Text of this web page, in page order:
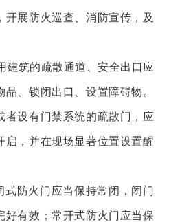
开展防火巡查、消防宣传，及
建筑的疏散通道、安全出口应
、锁闭出口、设置障碍物。
者设有门禁系统的疏散门，应
启，并在现场显著位置设置醒
式防火门应当保持常闭，闭门
好有效；常开式防火门应当保